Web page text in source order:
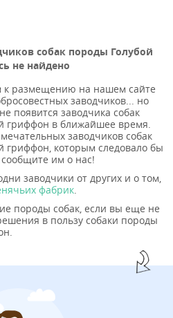
собак породы Голубой
не найдено
к размещению на нашем сайте
заводчиков... но
появится заводчика собак
гриффон в ближайшее время.
заводчиков собак
гриффон, которым следовало бы
им о нас!
заводчики от других и о том,
фабрик
породы собак, если вы еще не
в пользу собаки породы